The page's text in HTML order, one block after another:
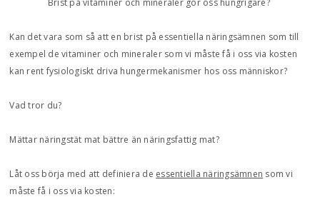
Brist på vitaminer och mineraler gör oss hungrigare?
Kan det vara som så att en brist på essentiella näringsämnen som till
exempel de vitaminer och mineraler som vi måste få i oss via kosten
kan rent fysiologiskt driva hungermekanismer hos oss människor?
Vad tror du?
Mättar näringstät mat bättre än näringsfattig mat?
Låt oss börja med att definiera de essentiella näringsämnen som vi
måste få i oss via kosten: